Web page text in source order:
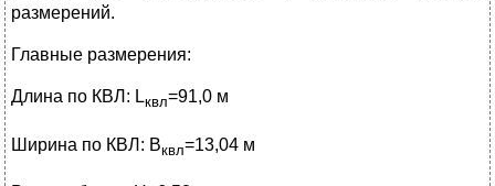
размерений.
Главные размерения:
Длина по КВЛ: Lквл=91,0 м
Ширина по КВЛ: Bквл=13,04 м